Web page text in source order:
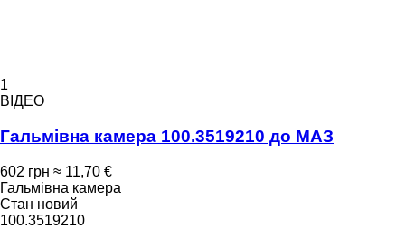
1
ВІДЕО
Гальмівна камера 100.3519210 до МАЗ
602 грн ≈ 11,70 €
Гальмівна камера
Стан новий
100.3519210